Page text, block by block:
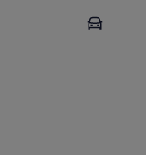
Auckland